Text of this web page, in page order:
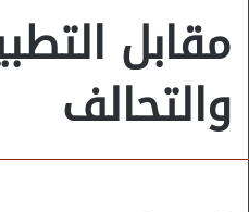
مقابل
والتحالف